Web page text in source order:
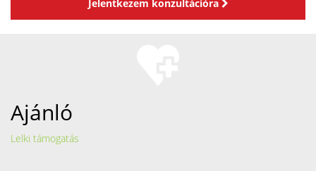
Jelentkezem konzultációra
Ajánló
Lelki támogatás